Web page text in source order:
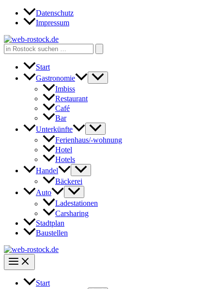
Zum
Inhalt
Datenschutz
Impressum
Search
for:
Start
Gastronomie
Imbiss
Restaurant
Café
Bar
Unterkünfte
Ferienhaus/-wohnung
Hotel
Hotels
Handel
Bäckerei
Auto
Ladestationen
Carsharing
Stadtplan
Baustellen
Start